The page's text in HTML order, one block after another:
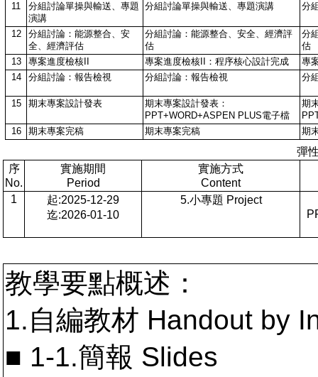
11
分組討論單操與輸送、專題
演講
分組討論單操與輸送、專題演講 分
12
分組討論：能源整合、安
全、經濟評估
分組討論：能源整合、安全、經濟評
估
分
估
13
專案進度檢核II 專案進度檢核II：程序核心設計完成
專
14
分組討論：報告檢視 分組討論：報告檢視 分
15 期末專案設計發表
期末專案設計發表：
PPT+WORD+ASPEN PLUS電子檔
期
16
期末專案完稿 期末專案完稿 期
彈
序
No.
實施期間
Period
實施方式
Content
1
起:2025-12-29
迄:2026-01-10
5.小專題 Project
教學要點概述：
1.自編教材 Handout by
■ 1-1.簡報 Slides